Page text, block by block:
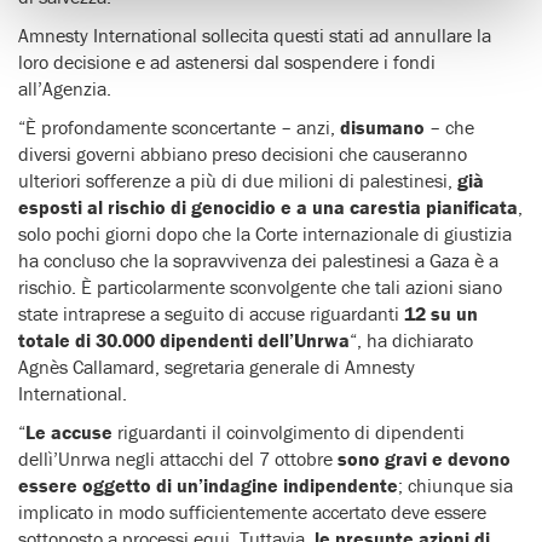
Amnesty International sollecita questi stati ad annullare la
loro decisione e ad astenersi dal sospendere i fondi
all’Agenzia.
“È profondamente sconcertante – anzi, disumano – che
diversi governi abbiano preso decisioni che causeranno
ulteriori sofferenze a più di due milioni di palestinesi, già
esposti al rischio di genocidio e a una carestia pianificata
solo pochi giorni dopo che la Corte internazionale di giustizia
ha concluso che la sopravvivenza dei palestinesi a Gaza è a
rischio. È particolarmente sconvolgente che tali azioni siano
state intraprese a seguito di accuse riguardanti 12 su un
totale di 30.000 dipendenti dell’Unrwa“, ha dichiarato
Agnès Callamard, segretaria generale di Amnesty
International.
“Le accuse riguardanti il coinvolgimento di dipendenti
dellì’Unrwa negli attacchi del 7 ottobre sono gravi e devono
essere oggetto di un’indagine indipendente; chiunque sia
implicato in modo sufficientemente accertato deve essere